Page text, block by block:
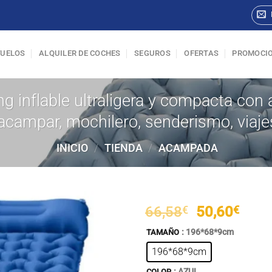
ALQUILER DE COCHES SEGUROS OFERTAS
inflable ultraligera y compacta con
mochilero, senderismo,
INICIO / TIENDA / ACAMPADA
66,58€
El
precio
original
era:
50,60€El
TAMAÑO : 196*68*9cm
196*68*9cm